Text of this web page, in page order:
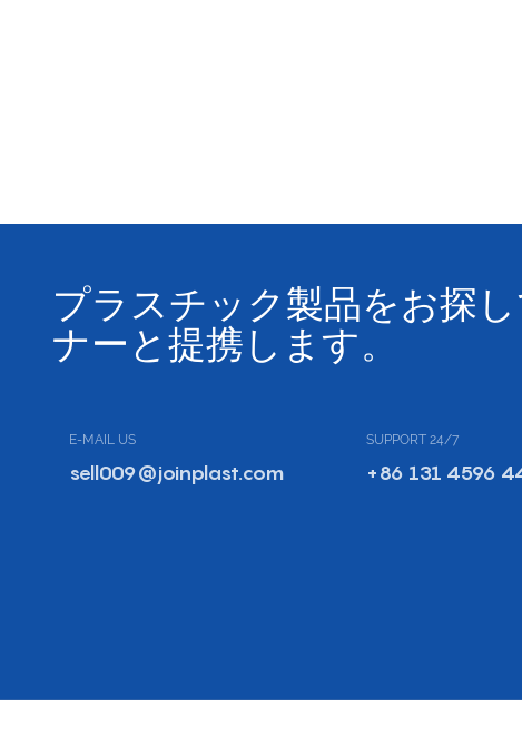
プラスチック製品をお探
ナーと提携します。
E-MAIL US
sell009@joinplast.com
SUPPORT 24/7
+86 131 4596